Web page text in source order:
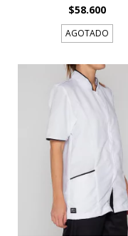
$58.600
AGOTADO